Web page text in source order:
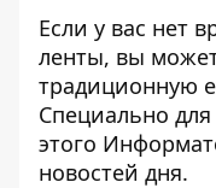
Если у вас нет
ленты, вы
традиционную
Специально для
этого
новостей дня.